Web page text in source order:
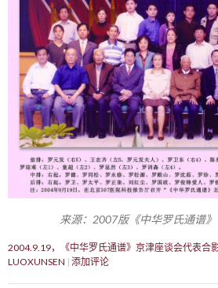
来源：2007版《中华罗氏通谱
2004.9.19，《中华罗氏通谱》京津座谈会代表合
LUOXUNSEN 添加评论